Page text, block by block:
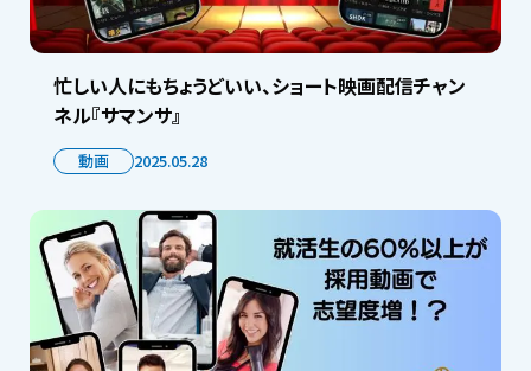
忙しい人にもちょうどいい、ショート映画配信チャン
ネル『サマンサ』
動画 2025.05.28